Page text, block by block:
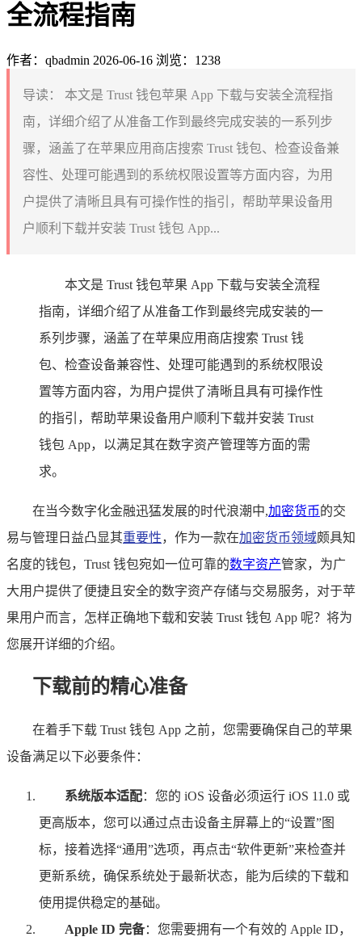
全流程指南
作者：qbadmin 2026-06-16 浏览：1238
导读：
本文是 Trust 钱包苹果 App 下载与安装全流程指
南，详细介绍了从准备工作到最终完成安装的一系列步
骤，涵盖了在苹果应用商店搜索 Trust 钱包、检查设备兼
容性、处理可能遇到的系统权限设置等方面内容，为用
户提供了清晰且具有可操作性的指引，帮助苹果设备用
户顺利下载并安装 Trust 钱包 App...
本文是 Trust 钱包苹果 App 下载与安装全流程
指南，详细介绍了从准备工作到最终完成安装的一
系列步骤，涵盖了在苹果应用商店搜索 Trust 钱
包、检查设备兼容性、处理可能遇到的系统权限设
置等方面内容，为用户提供了清晰且具有可操作性
的指引，帮助苹果设备用户顺利下载并安装 Trust
钱包 App，以满足其在数字资产管理等方面的需
求。
在当今数字化金融迅猛发展的时代浪潮中,加密货币的交
易与管理日益凸显其重要性，作为一款在加密货币领域颇具知
名度的钱包，Trust 钱包宛如一位可靠的数字资产管家，为广
大用户提供了便捷且安全的数字资产存储与交易服务，对于苹
果用户而言，怎样正确地下载和安装 Trust 钱包 App 呢？将为
您展开详细的介绍。
下载前的精心准备
在着手下载 Trust 钱包 App 之前，您需要确保自己的苹果
设备满足以下必要条件：
系统版本适配：您的 iOS 设备必须运行 iOS 11.0 或
更高版本，您可以通过点击设备主屏幕上的“设置”图
标，接着选择“通用”选项，再点击“软件更新”来检查并
更新系统，确保系统处于最新状态，能为后续的下载和
使用提供稳定的基础。
Apple ID 完备：您需要拥有一个有效的 Apple ID，